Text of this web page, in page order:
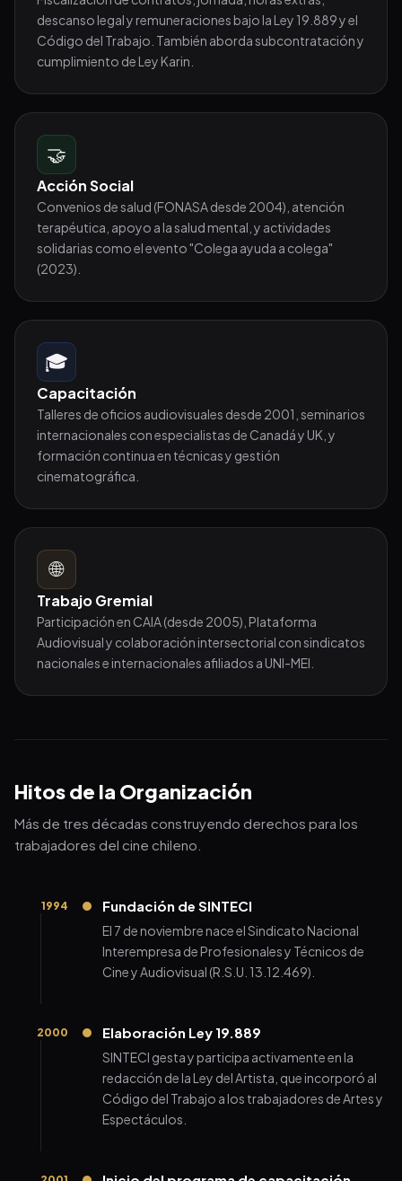
descanso legal y remuneraciones bajo la Ley 19.889 y el
Código del Trabajo. También aborda subcontratación y
cumplimiento de Ley Karin.
🤝
Acción Social
Convenios de salud (FONASA desde 2004), atención
terapéutica, apoyo a la salud mental, y actividades
solidarias como el evento "Colega ayuda a colega"
(2023).
🎓
Capacitación
Talleres de oficios audiovisuales desde 2001, seminarios
internacionales con especialistas de Canadá y UK, y
formación continua en técnicas y gestión
cinematográfica.
🌐
Trabajo Gremial
Participación en CAIA (desde 2005), Plataforma
Audiovisual y colaboración intersectorial con sindicatos
nacionales e internacionales afiliados a UNI-MEI.
Hitos de la Organización
Más de tres décadas construyendo derechos para los
trabajadores del cine chileno.
1994 Fundación de SINTECI
El 7 de noviembre nace el Sindicato Nacional
Interempresa de Profesionales y Técnicos de
Cine y Audiovisual (R.S.U. 13.12.469).
2000 Elaboración Ley 19.889
SINTECI gesta y participa activamente en la
redacción de la Ley del Artista, que incorporó al
Código del Trabajo a los trabajadores de Artes y
Espectáculos.